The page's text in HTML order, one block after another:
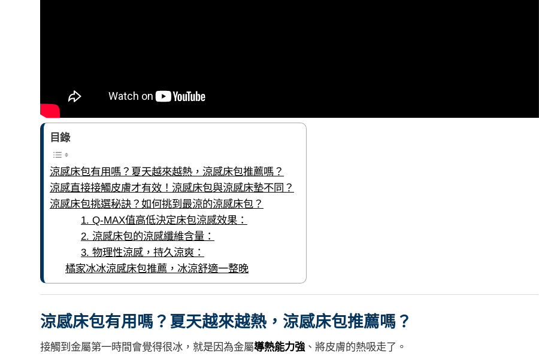
目錄
涼感床包有用嗎？夏天越來越熱，涼感床包推薦嗎？
涼感直接接觸皮膚才有效！涼感床包與涼感床墊不同？
涼感床包挑選秘訣？如何挑到最涼的涼感床包？
1. Q-MAX值高低決定床包涼感效果：
2. 涼感床包的涼感纖維含量：
3. 物理性涼感，持久涼爽：
橘家冰冰涼感床包推薦，冰涼舒適一整晚
涼感床包有用嗎？夏天越來越熱，涼感床包推薦嗎？
接觸到金屬第一時間會覺得很冰，就是因為金屬導熱能力強 、將皮膚的熱吸走了。